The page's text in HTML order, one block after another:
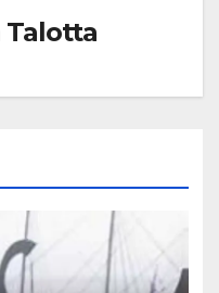
Talotta